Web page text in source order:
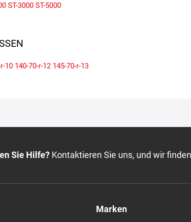
ST-3000 ST-5000
10 140-70-r-12 145-70-r-13
Sie Hilfe? Kontaktieren Sie uns, und wir
Marken